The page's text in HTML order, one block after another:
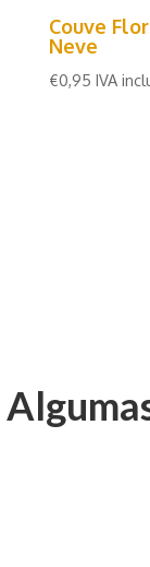
Couve
Neve
€0,95 IVA